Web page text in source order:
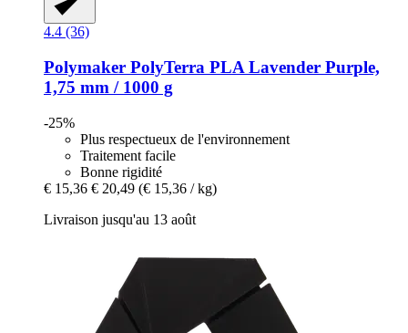
4.4 (36)
Polymaker PolyTerra PLA Lavender Purple,
1,75 mm / 1000 g
-25%
Plus respectueux de l'environnement
Traitement facile
Bonne rigidité
€ 15,36 € 20,49 (€ 15,36 / kg)
Livraison jusqu'au 13 août